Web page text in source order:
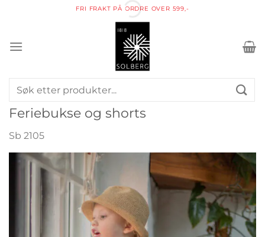
FRI FRAKT PÅ ORDRE OVER 599,-
Søk
etter:
Feriebukse og shorts
Sb 2105